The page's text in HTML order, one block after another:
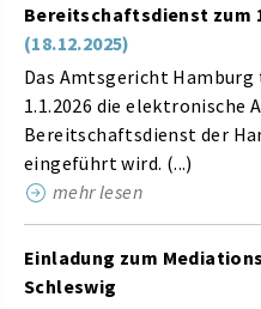
Bereitschaftsdienst zum
(18.12.2025)
Das Amtsgericht
1.1.2026 die
Bereitschaftsdienst der
eingeführt wird. (...)
mehr lesen
Einladung zum
Schleswig